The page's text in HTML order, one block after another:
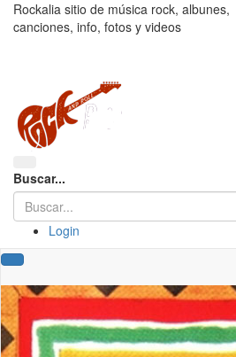
Rockalia sitio de música rock, albunes,
canciones, info, fotos y videos
Buscar...
Login